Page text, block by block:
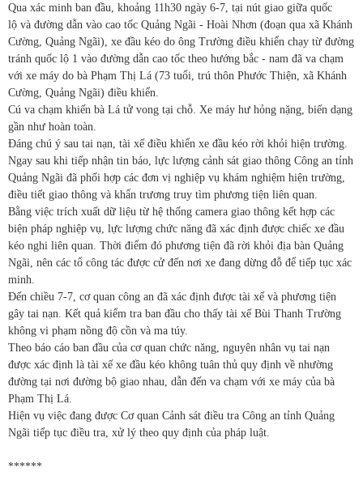
Qua xác minh ban đầu, khoảng 11h30 ngày 6-7, tại nút giao giữa quốc
lộ và đường dẫn vào cao tốc Quảng Ngãi - Hoài Nhơn (đoạn qua xã Khánh
Cường, Quảng Ngãi), xe đầu kéo do ông Trường điều khiển chạy từ đường
tránh quốc lộ 1 vào đường dẫn cao tốc theo hướng bắc - nam đã va chạm
với xe máy do bà Phạm Thị Lá (73 tuổi, trú thôn Phước Thiện, xã Khánh
Cường, Quảng Ngãi) điều khiển.
Cú va chạm khiến bà Lá tử vong tại chỗ. Xe máy hư hỏng nặng, biến dạng
gần như hoàn toàn.
Đáng chú ý sau tai nạn, tài xế điều khiển xe đầu kéo rời khỏi hiện trường.
Ngay sau khi tiếp nhận tin báo, lực lượng cảnh sát giao thông Công an tỉnh
Quảng Ngãi đã phối hợp các đơn vị nghiệp vụ khám nghiệm hiện trường,
điều tiết giao thông và khẩn trương truy tìm phương tiện liên quan.
Bằng việc trích xuất dữ liệu từ hệ thống camera giao thông kết hợp các
biện pháp nghiệp vụ, lực lượng chức năng đã xác định được chiếc xe đầu
kéo nghi liên quan. Thời điểm đó phương tiện đã rời khỏi địa bàn Quảng
Ngãi, nên các tổ công tác được cử đến nơi xe đang dừng đỗ để tiếp tục xác
minh.
Đến chiều 7-7, cơ quan công an đã xác định được tài xế và phương tiện
gây tai nạn. Kết quả kiểm tra ban đầu cho thấy tài xế Bùi Thanh Trường
không vi phạm nồng độ cồn và ma túy.
Theo báo cáo ban đầu của cơ quan chức năng, nguyên nhân vụ tai nạn
được xác định là tài xế xe đầu kéo không tuân thủ quy định về nhường
đường tại nơi đường bộ giao nhau, dẫn đến va chạm với xe máy của bà
Phạm Thị Lá.
Hiện vụ việc đang được Cơ quan Cảnh sát điều tra Công an tỉnh Quảng
Ngãi tiếp tục điều tra, xử lý theo quy định của pháp luật.
******